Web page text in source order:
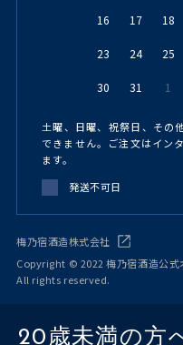
16 17 18
23 24 25
30 31 1
土曜、日曜、祝祭日、その
できません。ご注文はイン
ます。
発送不可日
梅乃宿酒造株式会社
Copyright © 2022 梅乃宿酒造公式
All rights reserved.
20歳未満の方